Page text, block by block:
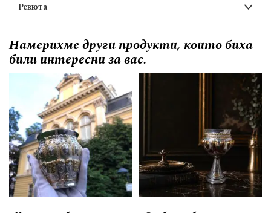
Ревюта
Намерихме други продукти, които биха
били интересни за вас.